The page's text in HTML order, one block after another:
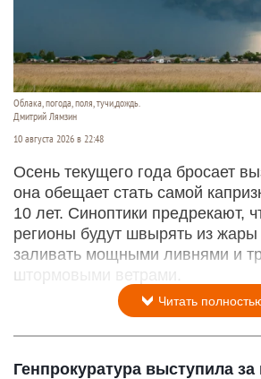
Облака, погода, поля, тучи,дождь.
Дмитрий Лямзин
10 августа 2026 в 22:48
Осень текущего года бросает
она обещает стать самой
10 лет. Синоптики предрекают,
регионы будут швырять из
заливать мощными ливнями и
штормовыми ветрами.
Читать
Генпрокуратура выступила